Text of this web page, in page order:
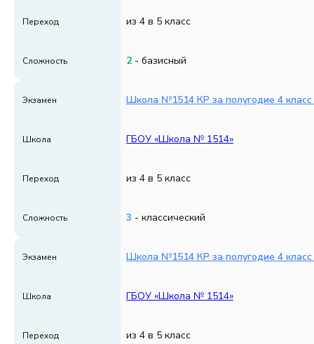
Переход из 4 в 5 класс
Сложность 2 - базисный
Экзамен Школа №1514 КР за полугодие 4
Школа ГБОУ «Школа № 1514»
Переход из 4 в 5 класс
Сложность 3 - классический
Экзамен Школа №1514 КР за полугодие 4
Школа ГБОУ «Школа № 1514»
Переход из 4 в 5 класс